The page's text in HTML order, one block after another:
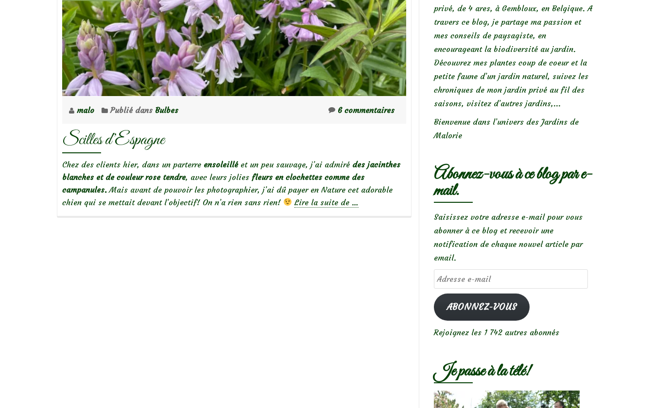
malo Publié dans Bulbes 6 commentaires
Scilles d’Espagne
Chez des clients hier, dans un parterre ensoleilléet un peu sauvage, j’ai admiré des jacinthes
blanches et de couleur rose tendre, avec leurs jolies fleurs en clochettes comme des
campanules. Mais avant de pouvoir les photographier, j’ai dû payer en Nature cet adorable
chien qui se mettait devant l’objectif! On n’a rien sans rien!
Lire la suite de …
privé, de 4 ares, à Gembloux, en Belgique. A
travers ce blog, je partage ma passion et
mes conseils de paysagiste, en
encourageant la biodiversité au jardin.
Découvrez mes plantes coup de coeur et la
petite faune d’un jardin naturel, suivez les
chroniques de mon jardin privé au fil des
saisons, visitez d’autres jardins,...
Bienvenue dans l’univers des Jardins de
Malorie
Abonnez-vous à ce blog par e-
mail.
Saisissez votre adresse e-mail pour vous
abonner à ce blog et recevoir une
notification de chaque nouvel article par
email.
Adresse
e-
mailABONNEZ-VOUS
Rejoignez les 1 742 autres abonnés
Je passe à la télé!